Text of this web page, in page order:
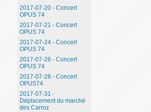
2017-07-20 - Concert
OPUS 74
2017-07-21 - Concert
OPUS 74
2017-07-24 - Concert
OPUS 74
2017-07-26 - Concert
OPUS 74
2017-07-28 - Concert
OPUS74
2017-07-31 -
Déplacement du marché
des Carroz